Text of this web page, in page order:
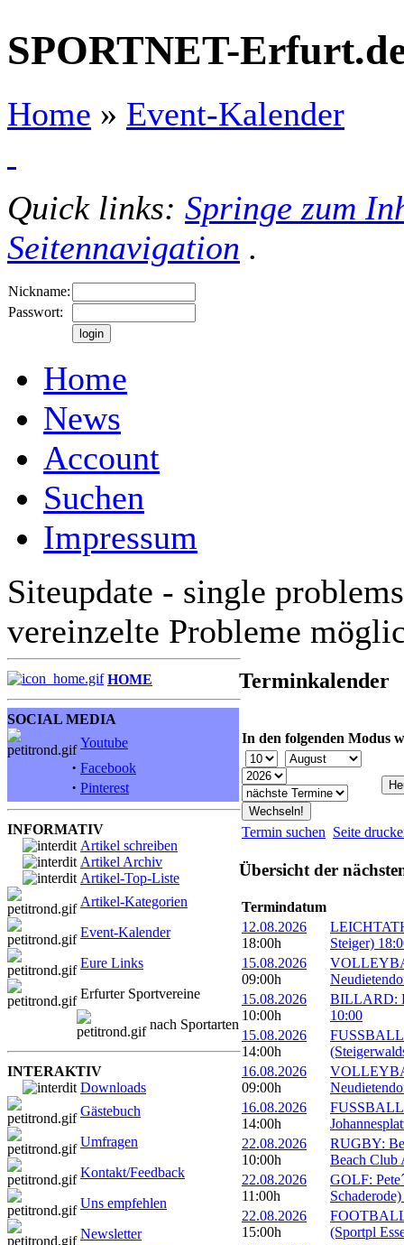
SPORTNET-
Home » Event-Kalender
Quick links: Springe zum
Seitennavigation .
Nickname:
Passwort:
Home
News
Account
Suchen
Impressum
Siteupdate - single
vereinzelte Probleme
HOME
SOCIAL MEDIA
Youtube
· Facebook
· Pinterest
INFORMATIV
Artikel schreiben
Artikel Archiv
Artikel-Top-Liste
Artikel-Kategorien
Event-Kalender
Eure Links
Erfurter Sportvereine
nach Sportarten
INTERAKTIV
Downloads
Gästebuch
Umfragen
Kontakt/Feedback
Uns empfehlen
Newsletter
Terminkalender
In den folgenden Modus
Termin suchen Seite
Übersicht der
Termindatum
12.08.2026
18:00h
Steiger)
15.08.2026
09:00h
15.08.2026
10:00h
BILLARD:
10:00
15.08.2026
14:00h
16.08.2026
09:00h
16.08.2026
14:00h
22.08.2026
10:00h
RUGBY:
Beach Club
22.08.2026
11:00h
GOLF:
22.08.2026
15:00h
(Sportpl